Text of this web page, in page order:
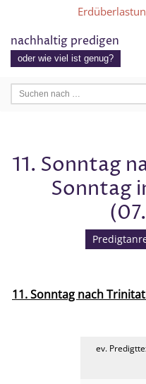
Zum
Inhalt
nachhaltig predigen
oder wie viel ist genug?
11. Sonntag
Sonntag
11. Sonntag nach
ev.